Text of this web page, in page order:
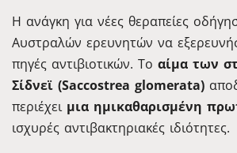
Η ανάγκη για νέες θεραπείες
Αυστραλών ερευνητών να
πηγές αντιβιοτικών. Το αίμα των
Σίδνεϊ (Saccostrea glomerata)
περιέχει μια ημικαθαρισμένη
ισχυρές αντιβακτηριακές ιδιότητες.